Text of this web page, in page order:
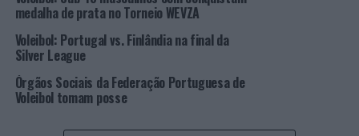
Montenegro (21h00/Sport TV) no Pavilhão Desportivo
Municipal de Santo Tirso, num jogo que será decisivo na
luta pelo apuramento direto para a fase final do
EuroVolley 2023.
medalha de prata no Torneio WEVZA
Voleibol: Portugal vs. Finlândia na final da
Silver League
Órgãos Sociais da Federação Portuguesa de
Voleibol tomam posse